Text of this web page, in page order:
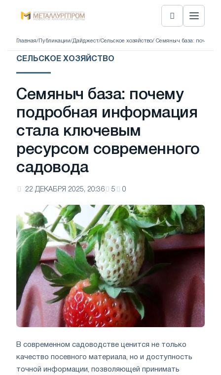
Главная/ Публикации/Дайджест/Сельское хозяйство/ Семяныч база: почему
СЕЛЬСКОЕ ХОЗЯЙСТВО
Семяныч база: почему
подробная информация
стала ключевым
ресурсом современного
садовода
22 ДЕКАБРЯ 2025, 20:36 5 0
В современном садоводстве ценится не только
качество посевного материала, но и доступность
точной информации, позволяющей принимать